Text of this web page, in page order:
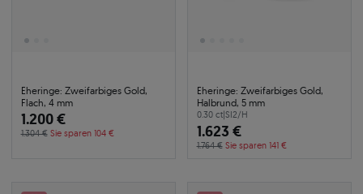
Eheringe: Zweifarbiges Gold,
Flach, 4 mm
1.200 €
1.304 € Sie sparen 104 €
Eheringe: Zweifarbiges Gold,
Halbrund, 5 mm
0.30 ct|SI2/H
1.623 €
1.764 € Sie sparen 141 €